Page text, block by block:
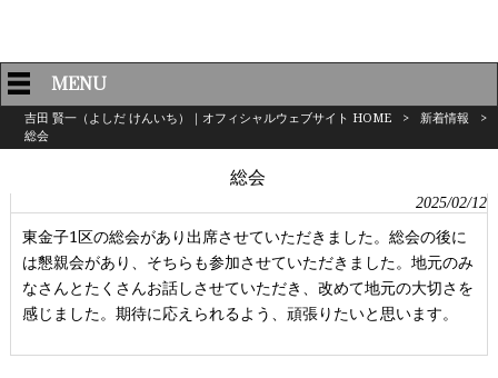
MENU
吉田 賢一（よしだ けんいち）｜オフィシャルウェブサイト HOME > 新着情報
>
総会
総会
2025/02/12
東金子1区の総会があり出席させていただきました。総会の後に
は懇親会があり、そちらも参加させていただきました。地元のみ
なさんとたくさんお話しさせていただき、改めて地元の大切さを
感じました。期待に応えられるよう、頑張りたいと思います。